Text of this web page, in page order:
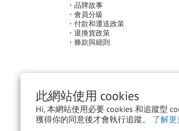
此網站使用 cookies
Hi, 本網站使用必要 cookies 和追蹤型
獲得你的同意後才會執行追蹤。 了解更
・品牌故事
・會員分級
・付款和運送政策
・退換貨政策
・條款與細則